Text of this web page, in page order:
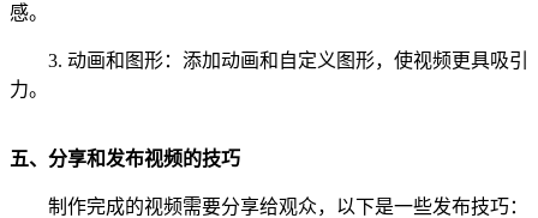
感。
3. 动画和图形：添加动画和自定义图形，使视频更具吸引
力。
五、分享和发布视频的技巧
制作完成的视频需要分享给观众，以下是一些发布技巧：